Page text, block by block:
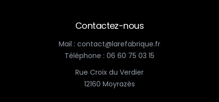
Contactez-nous
Mail : contact@larefabrique.fr
Téléphone : 06 60 75 03 15
Rue Croix du Verdier
12160 Moyrazès